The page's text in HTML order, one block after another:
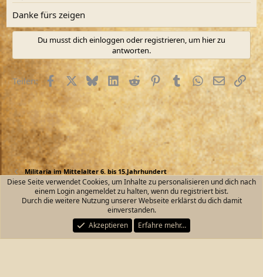
:
Danke fürs zeigen
Du musst dich einloggen oder registrieren, um hier zu
antworten.
Teilen: FacebookX (Twitter)
BlueskyLinkedIn
Reddit PinterestTumblrWhatsApp
E-MailLink
Militaria im Mittelalter 6. bis 15.Jahrhundert
Kontakt Nutzungsbedingungen
Datenschutz
Start
R
S
Community platform by XenForo® © 2010-2026 XenForo Ltd.
Diese Seite verwendet Cookies, um Inhalte zu personalisieren und dich nach
einem Login angemeldet zu halten, wenn du registriert bist.
Durch die weitere Nutzung unserer Webseite erklärst du dich damit
einverstanden.
Akzeptieren
Erfahre mehr…